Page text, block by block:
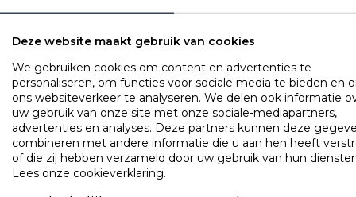
warmteklasse 1
Wasbaar op 30 graden. Voorkeur voor
chemisch reinigen
OMSCHRIJVING UITVOERINGEN
Dit bamboe dekbed is heerlijk koel, luchtig en ademend,
waardoor het prettig aanvoelt op de huid. Het dekbed
een extreem goede vochtregulerende werking. De 100%
Deze website maakt gebruik van cookies
We gebruiken cookies om content en advertenties te
personaliseren, om functies voor sociale media te bieden en
ons websiteverkeer te analyseren. We delen ook informatie
uw gebruik van onze site met onze sociale-mediapartners,
advertenties en analyses. Deze partners kunnen deze
combineren met andere informatie die u aan hen heeft
of die zij hebben verzameld door uw gebruik van hun
Lees onze cookieverklaring.